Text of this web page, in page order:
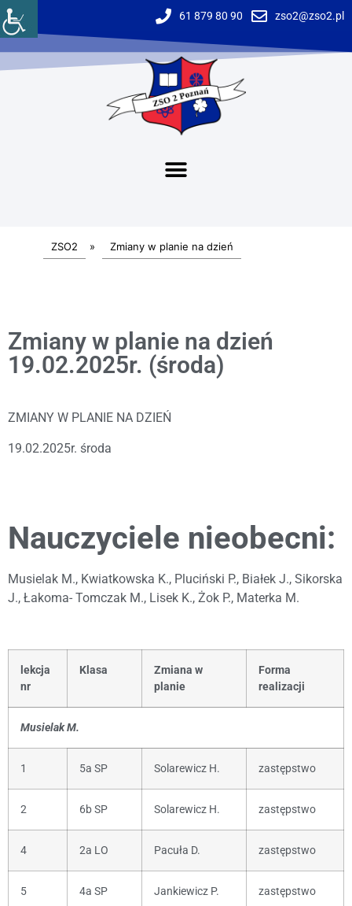
61 879 80 90 zso2@zso2.pl
ZSO2 » Zmiany w planie na dzień
Zmiany w planie na dzień
19.02.2025r. (środa)
ZMIANY W PLANIE NA DZIEŃ
19.02.2025r. środa
Nauczyciele nieobecni:
Musielak M., Kwiatkowska K., Pluciński P., Białek J., Sikorska
J., Łakoma- Tomczak M., Lisek K., Żok P., Materka M.
lekcja
nr
Klasa
Zmiana w
planie
Forma
realizacji
Musielak M.
1 5a SP Solarewicz H. zastępstwo
2 6b SP Solarewicz H. zastępstwo
4 2a LO Pacuła D. zastępstwo
5 4a SP Jankiewicz P. zastępstwo